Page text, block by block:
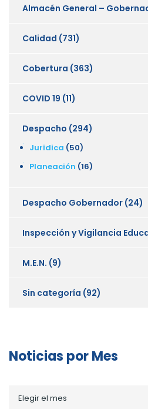
Almacén General –
Calidad (731)
Cobertura (363)
COVID 19 (11)
Despacho (294)
Juridica (50)
Planeación (16)
Despacho Gobernador (24)
Inspección y Vigilancia
M.E.N. (9)
Sin categoría (92)
Noticias por Mes
porElegir el mes